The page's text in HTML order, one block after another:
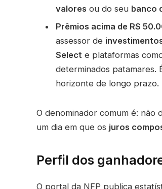
valores ou do seu banco
Prêmios acima de R$
assessor de
Select e plataformas
determinados patamares.
horizonte de longo prazo.
O denominador comum é: não
um dia em que os juros
Perfil dos
O portal da NFP publica